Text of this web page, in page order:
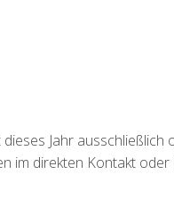
Jahr ausschließlich
im direkten Kontakt